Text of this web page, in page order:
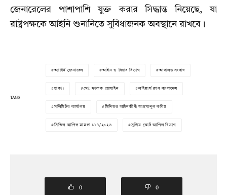
জেনারেলের পাশাপাশি যুক্ত করার সিদ্ধান্ত নিয়েছে, যা
রাষ্ট্রপক্ষকে আইনি শুনানিতে সুবিধাজনক অবস্থানে রাখবে।
TAGS
অ্যাটর্নি জেনারেল আইন ও বিচার বিভাগ আদালত সংবাদ
ঢাকা। মো: ফারুক হোসাইন ল'ইয়ার্স ক্লাব বাংলাদেশ
সলিসিটর কার্যালয় সিনিয়র আইনজীবী আহসানুল করিম
সিভিল আপিল মামলা ১১৭/২০২৬ সুপ্রিম কোর্ট আপিল বিভাগ
0 0